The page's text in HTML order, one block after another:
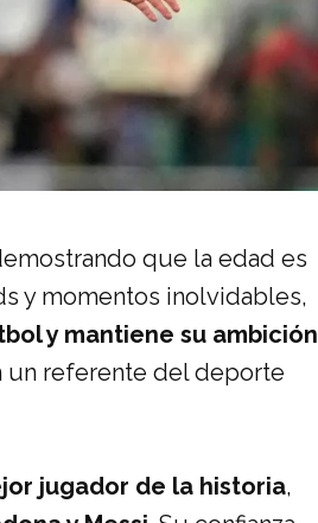
que la edad es
y momentos inolvidables,
y mantiene su ambición
un referente del deporte
jugador de la historia,